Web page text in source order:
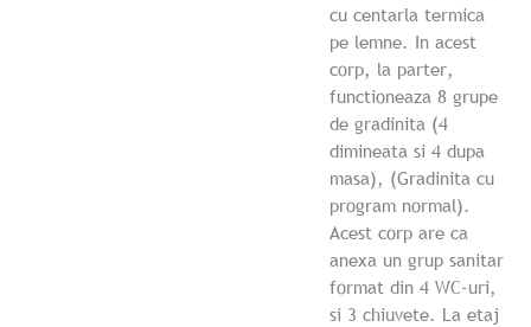
cu centarla termica
pe lemne. In acest
corp, la parter,
functioneaza 8 grupe
de gradinita (4
dimineata si 4 dupa
masa), (Gradinita cu
program normal).
Acest corp are ca
anexa un grup sanitar
format din 4 WC-uri,
si 3 chiuvete. La etaj